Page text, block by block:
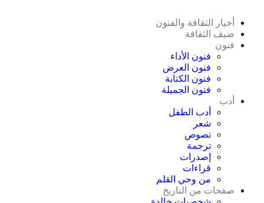
أخبار الثقافة والفنون
ضيف الثقافة
فنون
فنون الأداء
فنون العرض
فنون الكتابة
فنون الجميلة
أدب
أدب الطفل
شعر
نصوص
ترجمة
إصدرات
قراءات
من وحي القلم
صفحات من التاريخ